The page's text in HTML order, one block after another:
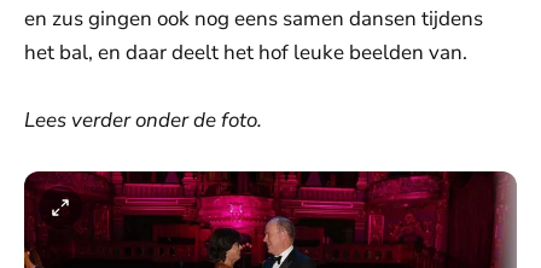
en zus gingen ook nog eens samen dansen tijdens
het bal, en daar deelt het hof leuke beelden van.
Lees verder onder de foto.